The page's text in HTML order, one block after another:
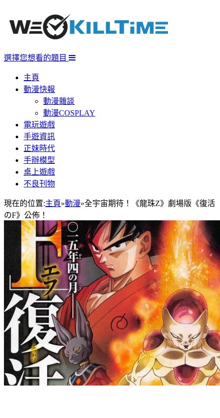
選擇您想看的題目
主頁
動漫快報
動漫雜談
動漫COSPLAY
電玩遊戲
手遊資訊
正妹時代
手辦模型
桌上遊戲
不良刊物
現在的位置:主頁»動漫»全宇宙期待！《龍珠Z》劇場版《復活
のF》公佈！